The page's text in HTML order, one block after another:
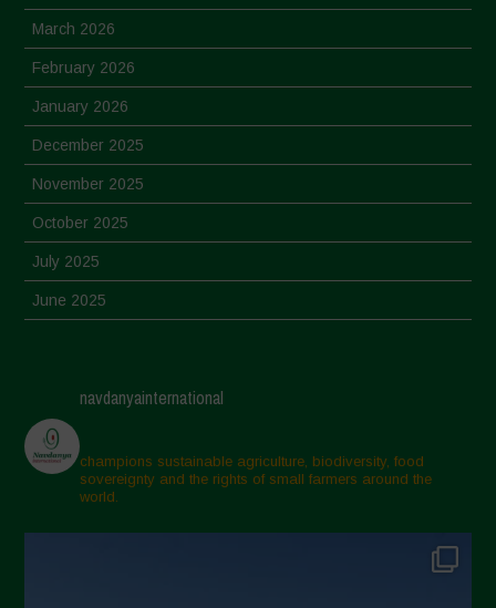
March 2026
February 2026
January 2026
December 2025
November 2025
October 2025
July 2025
June 2025
March 2025
February 2025
November 2024
October 2024
navdanyainternational
champions sustainable agriculture, biodiversity, food
sovereignty and the rights of small farmers around the
world.